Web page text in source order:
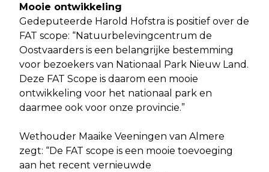
Mooie ontwikkeling
Gedeputeerde Harold Hofstra is positief over de
FAT scope: “Natuurbelevingcentrum de
Oostvaarders is een belangrijke bestemming
voor bezoekers van Nationaal Park Nieuw Land.
Deze FAT Scope is daarom een mooie
ontwikkeling voor het nationaal park en
daarmee ook voor onze provincie.”
Wethouder Maaike Veeningen van Almere
zegt: “De FAT scope is een mooie toevoeging
aan het recent vernieuwde